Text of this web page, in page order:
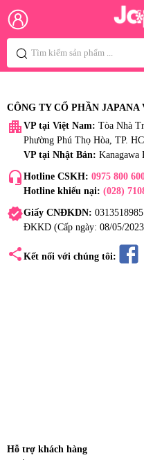
CÔNG TY CỔ PHẦN JAPANA
apartment VP tại Việt Nam: Tòa Nhà
Phường Phú Thọ Hòa, TP.
VP tại Nhật Bản: Kanagawa
headset_mic Hotline CSKH: 0975 800
Hotline khiếu nại: (028)
verifiedGiấy CNĐKDN:
ĐKKD (Cấp ngày: 08/05/
share Kết nối với chúng tôi:
Hỗ trợ khách hàng